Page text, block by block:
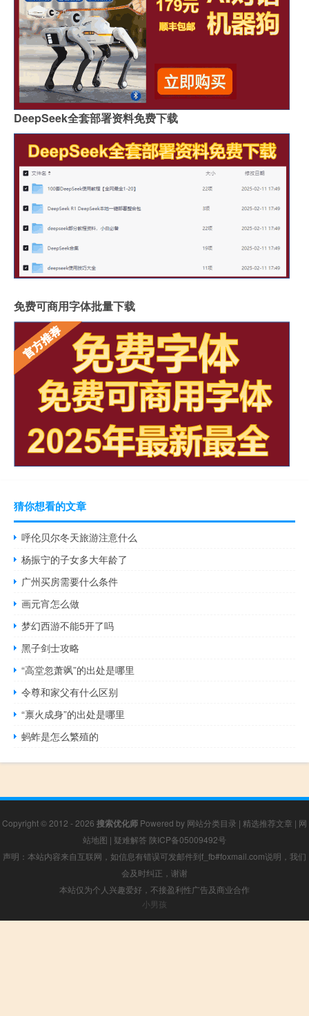
DeepSeek全套部署资料免费下载
免费可商用字体批量下载
猜你想看的文章
呼伦贝尔冬天旅游注意什么
杨振宁的子女多大年龄了
广州买房需要什么条件
画元宵怎么做
梦幻西游不能5开了吗
黑子剑士攻略
“高堂忽萧飒”的出处是哪里
令尊和家父有什么区别
“禀火成身”的出处是哪里
蚂蚱是怎么繁殖的
Copyright © 2012 - 2026 搜索优化师 Powered by 网站分类目录 | 精选推荐文章 | 网
站地图 | 疑难解答 陕ICP备05009492号
声明：本站内容来自互联网，如信息有错误可发邮件到f_fb#foxmail.com说明，我们
会及时纠正，谢谢
本站仅为个人兴趣爱好，不接盈利性广告及商业合作
小男孩